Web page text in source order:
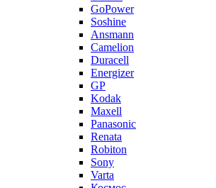
GoPower
Soshine
Ansmann
Camelion
Duracell
Energizer
GP
Kodak
Maxell
Panasonic
Renata
Robiton
Sony
Varta